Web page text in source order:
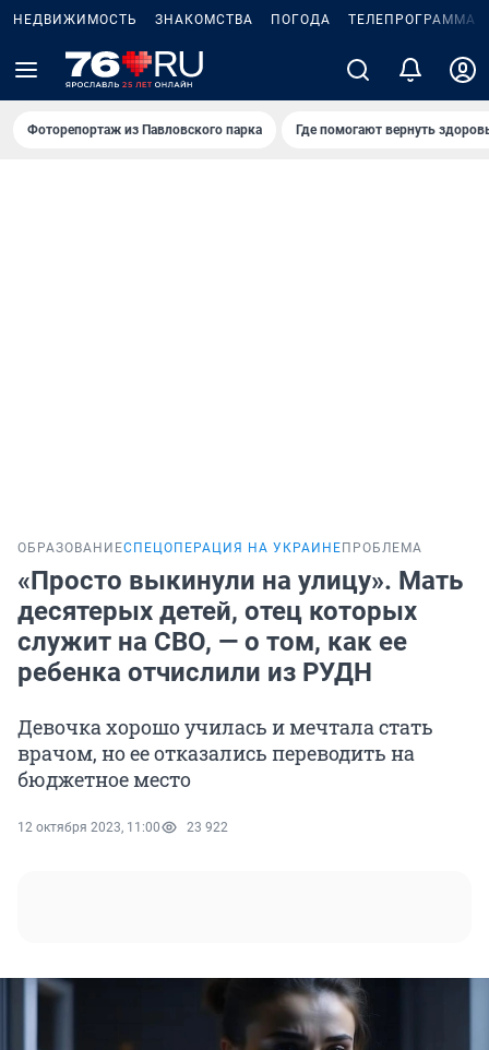
НЕДВИЖИМОСТЬ ЗНАКОМСТВА ПОГОДА ТЕЛЕПРОГРАММА
Фоторепортаж из Павловского парка Где помогают вернуть
ОБРАЗОВАНИЕСПЕЦОПЕРАЦИЯ НА УКРАИНЕ ПРОБЛЕМА
«Просто выкинули на улицу». Мать
десятерых детей, отец которых
служит на СВО, — о том, как ее
ребенка отчислили из РУДН
Девочка хорошо училась и мечтала стать
врачом, но ее отказались переводить на
бюджетное место
12 октября 2023, 11:00 23 922